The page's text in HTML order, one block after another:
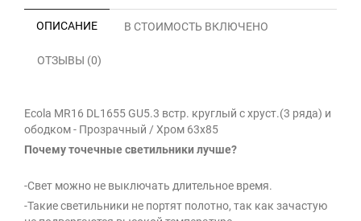
ОПИСАНИЕ В СТОИМОСТЬ ВКЛЮЧЕНО
ОТЗЫВЫ (0)
Ecola MR16 DL1655 GU5.3 встр. круглый с хруст.(3 ряда) и
ободком - Прозрачный / Хром 63x85
Почему точечные светильники лучше?
-Свет можно не выключать длительное время.
-Такие светильники не портят полотно, так как зачастую